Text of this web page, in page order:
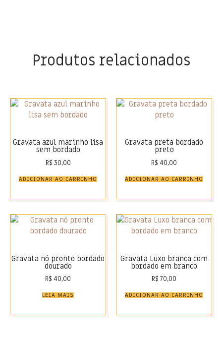
Produtos relacionados
Gravata azul marinho lisa
sem bordado
R$ 30,00
ADICIONAR AO CARRINHO
Gravata preta bordado
preto
R$ 40,00
ADICIONAR AO CARRINHO
Gravata nó pronto bordado
dourado
R$ 40,00
LEIA MAIS
Gravata Luxo branca com
bordado em branco
R$ 70,00
ADICIONAR AO CARRINHO